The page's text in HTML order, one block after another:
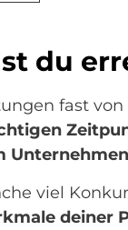
du
fast
viel
deiner